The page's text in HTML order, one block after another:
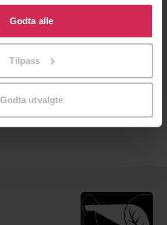
for å gi oss ditt samtykke til å
disse formålene. Du kan også
til spesifikke formål ved å klikke
Godta alle
Tilpass
Godta utvalgte